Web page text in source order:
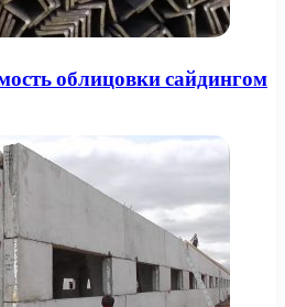
облицовки сайдингом